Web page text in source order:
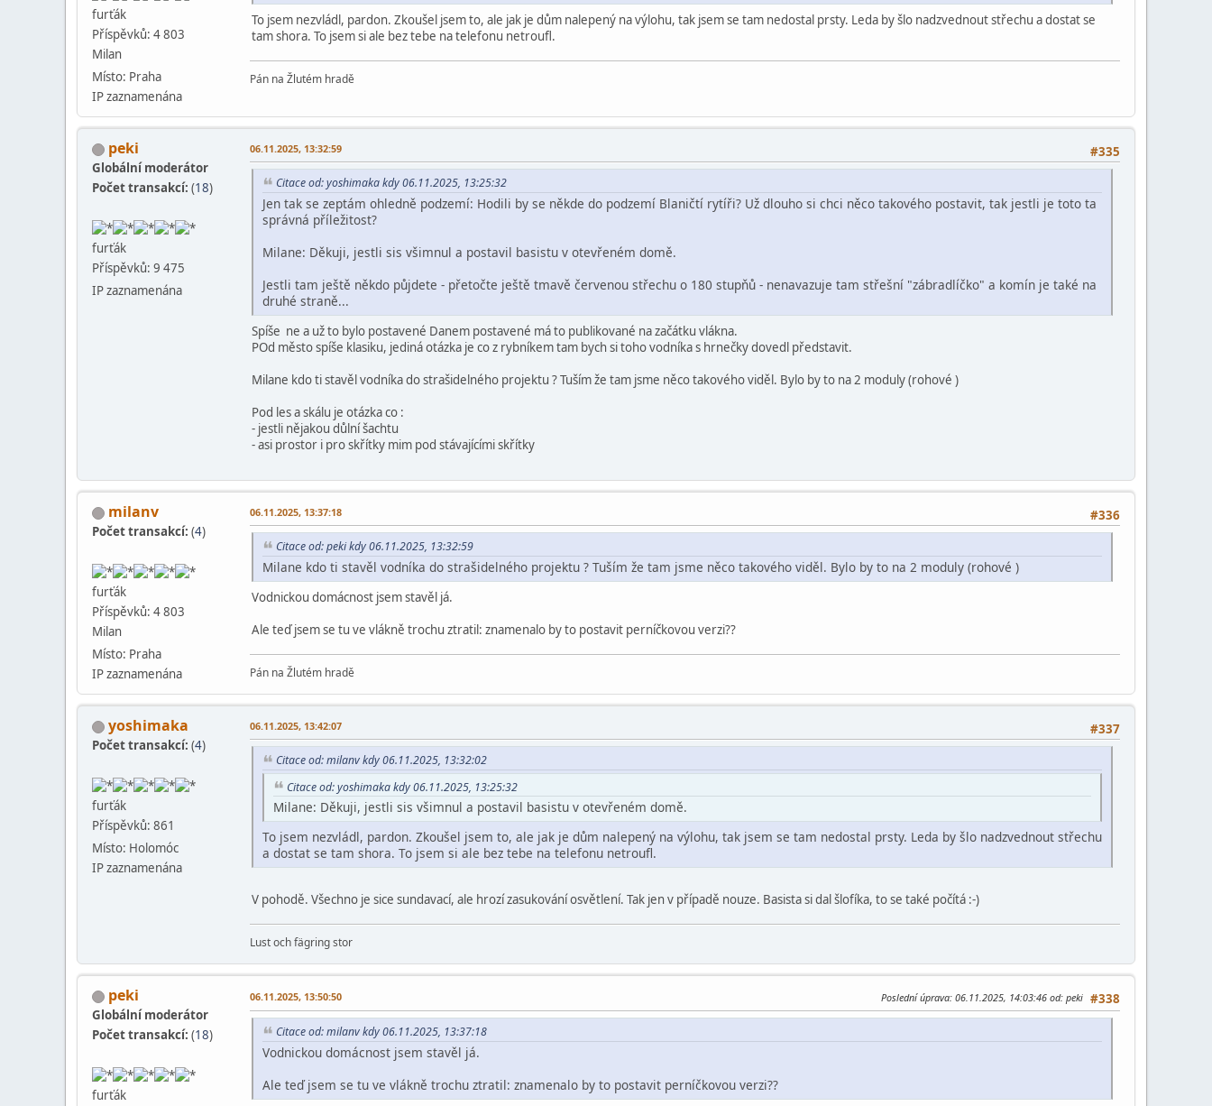
furťák
Příspěvků: 4 803
Milan
Místo: Praha
IP zaznamenána
To jsem nezvládl, pardon. Zkoušel jsem to, ale jak je dům nalepený na výlohu, tak jsem se tam nedostal prsty. Leda by šlo nadzvednout střechu a dostat se
tam shora. To jsem si ale bez tebe na telefonu netroufl.
Pán na Žlutém hradě
peki
Globální moderátor
Počet transakcí: (18)
furťák
Příspěvků: 9 475
IP zaznamenána
#335
06.11.2025, 13:32:59
Citace od: yoshimaka kdy 06.11.2025, 13:25:32
Jen tak se zeptám ohledně podzemí: Hodili by se někde do podzemí Blaničtí rytíři? Už dlouho si chci něco takového postavit, tak jestli je toto ta
správná příležitost?
Milane: Děkuji, jestli sis všimnul a postavil basistu v otevřeném domě.
Jestli tam ještě někdo půjdete - přetočte ještě tmavě červenou střechu o 180 stupňů - nenavazuje tam střešní "zábradlíčko" a komín je také na
druhé straně...
Spíše ne a už to bylo postavené Danem postavené má to publikované na začátku vlákna.
POd město spíše klasiku, jediná otázka je co z rybníkem tam bych si toho vodníka s hrnečky dovedl představit.
Milane kdo ti stavěl vodníka do strašidelného projektu ? Tuším že tam jsme něco takového viděl. Bylo by to na 2 moduly (rohové )
Pod les a skálu je otázka co :
- jestli nějakou důlní šachtu
- asi prostor i pro skřítky mim pod stávajícími skřítky
milanv
Počet transakcí: (4)
furťák
Příspěvků: 4 803
Milan
Místo: Praha
IP zaznamenána
#336
06.11.2025, 13:37:18
Citace od: peki kdy 06.11.2025, 13:32:59
Milane kdo ti stavěl vodníka do strašidelného projektu ? Tuším že tam jsme něco takového viděl. Bylo by to na 2 moduly (rohové )
Vodnickou domácnost jsem stavěl já.
Ale teď jsem se tu ve vlákně trochu ztratil: znamenalo by to postavit perníčkovou verzi??
Pán na Žlutém hradě
yoshimaka
Počet transakcí: (4)
furťák
Příspěvků: 861
Místo: Holomóc
IP zaznamenána
#337
06.11.2025, 13:42:07
Citace od: milanv kdy 06.11.2025, 13:32:02
Citace od: yoshimaka kdy 06.11.2025, 13:25:32
Milane: Děkuji, jestli sis všimnul a postavil basistu v otevřeném domě.
To jsem nezvládl, pardon. Zkoušel jsem to, ale jak je dům nalepený na výlohu, tak jsem se tam nedostal prsty. Leda by šlo nadzvednout střechu
a dostat se tam shora. To jsem si ale bez tebe na telefonu netroufl.
V pohodě. Všechno je sice sundavací, ale hrozí zasukování osvětlení. Tak jen v případě nouze. Basista si dal šlofíka, to se také počítá :-)
Lust och fägring stor
peki
Globální moderátor
Počet transakcí: (18)
furťák
#338
06.11.2025, 13:50:50 Poslední úprava: 06.11.2025, 14:03:46 od: peki
Citace od: milanv kdy 06.11.2025, 13:37:18
Vodnickou domácnost jsem stavěl já.
Ale teď jsem se tu ve vlákně trochu ztratil: znamenalo by to postavit perníčkovou verzi??